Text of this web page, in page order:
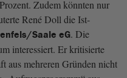
Zudem könnten nur
René Doll die Ist-
Saale eG. Die
interessiert. Er kritisierte
aus mehreren Gründen nicht